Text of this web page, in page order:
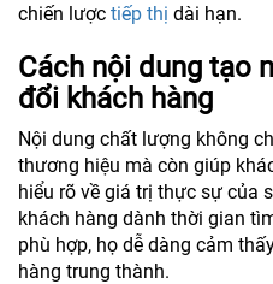
chiến lược tiếp thị dài hạn.
Cách nội dung tạo
đổi khách hàng
Nội dung chất lượng không
thương hiệu mà còn giúp
hiểu rõ về giá trị thực sự của
khách hàng dành thời gian
phù hợp, họ dễ dàng cảm
hàng trung thành.